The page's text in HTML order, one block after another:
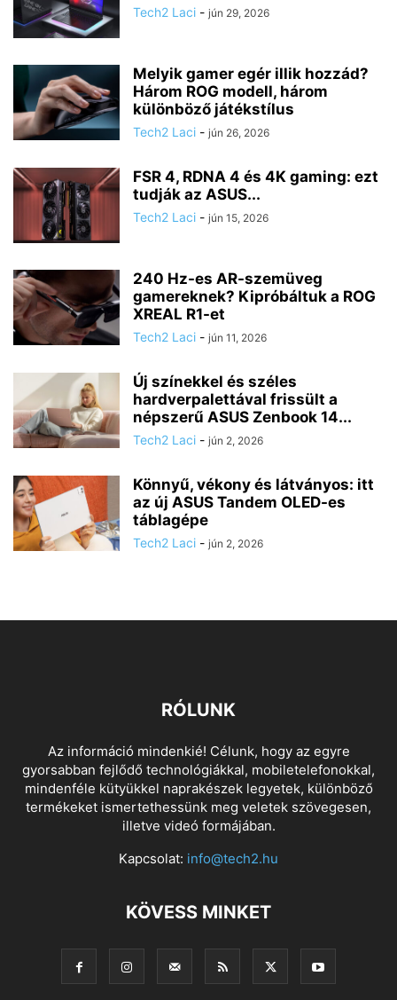
Tech2 Laci - jún 29, 2026
Melyik gamer egér illik hozzád?
Három ROG modell, három
különböző játékstílus
Tech2 Laci - jún 26, 2026
FSR 4, RDNA 4 és 4K gaming: ezt
tudják az ASUS...
Tech2 Laci - jún 15, 2026
240 Hz-es AR-szemüveg
gamereknek? Kipróbáltuk a ROG
XREAL R1-et
Tech2 Laci - jún 11, 2026
Új színekkel és széles
hardverpalettával frissült a
népszerű ASUS Zenbook 14...
Tech2 Laci - jún 2, 2026
Könnyű, vékony és látványos: itt
az új ASUS Tandem OLED-es
táblagépe
Tech2 Laci - jún 2, 2026
RÓLUNK
Az információ mindenkié! Célunk, hogy az egyre
gyorsabban fejlődő technológiákkal, mobiletelefonokkal,
mindenféle kütyükkel naprakészek legyetek, különböző
termékeket ismertethessünk meg veletek szövegesen,
illetve videó formájában.
Kapcsolat: info@tech2.hu
KÖVESS MINKET